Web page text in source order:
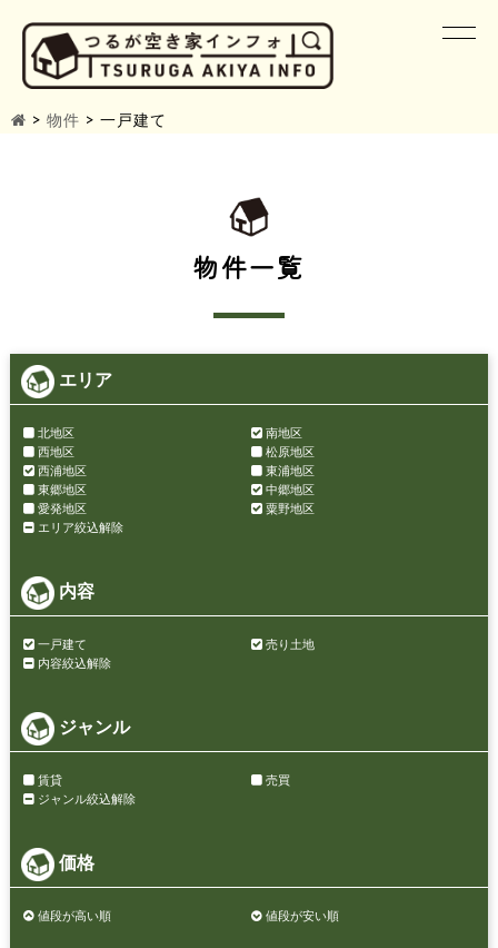
> 物件 > 一戸建て
物件一覧
エリア
北地区
南地区
西地区
松原地区
西浦地区
東浦地区
東郷地区
中郷地区
愛発地区
粟野地区
エリア絞込解除
内容
一戸建て
売り土地
内容絞込解除
ジャンル
賃貸
売買
ジャンル絞込解除
価格
値段が高い順 値段が安い順